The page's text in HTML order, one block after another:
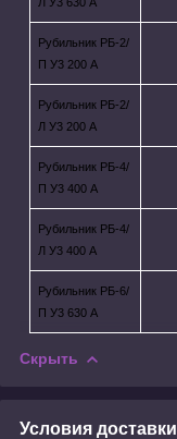
Рубильник РБ-2/
П У3 200 А
Рубильник РБ-2/
Л У3 200 А
Рубильник РБ-4/
П У3 400 А
Рубильник РБ-4/
Л У3 400 А
Рубильник РБ-6/
П У3 630 А
Скрыть
Условия доставки